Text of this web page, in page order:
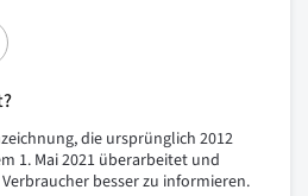
die ursprünglich 2012
1. Mai 2021 überarbeitet und
besser zu informieren.